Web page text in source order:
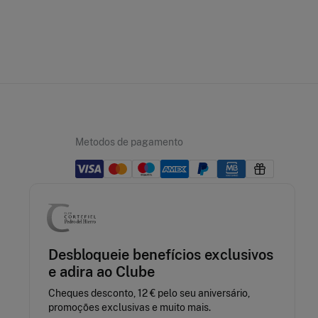
Metodos de pagamento
Desbloqueie benefícios exclusivos
e adira ao Clube
Cheques desconto, 12 € pelo seu aniversário,
promoções exclusivas e muito mais.